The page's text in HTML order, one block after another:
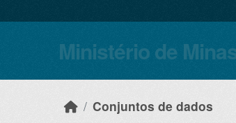
Ministério de
Conjuntos de dados